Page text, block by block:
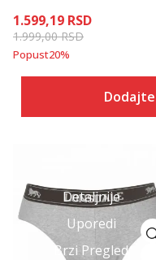
1.599,19 RSD
1.999,00RSD
Popust20%
Dodajte
Detaljnije
Uporedi
Brzi Pregled